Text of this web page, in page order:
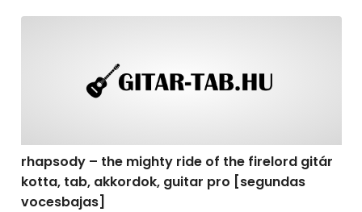
rhapsody – the mighty ride of the firelord gitár
kotta, tab, akkordok, guitar pro [segundas
vocesbajas]